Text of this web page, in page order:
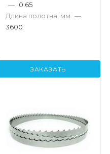
— 0.65
Длина полотна, мм —
3600
ЗАКАЗАТЬ